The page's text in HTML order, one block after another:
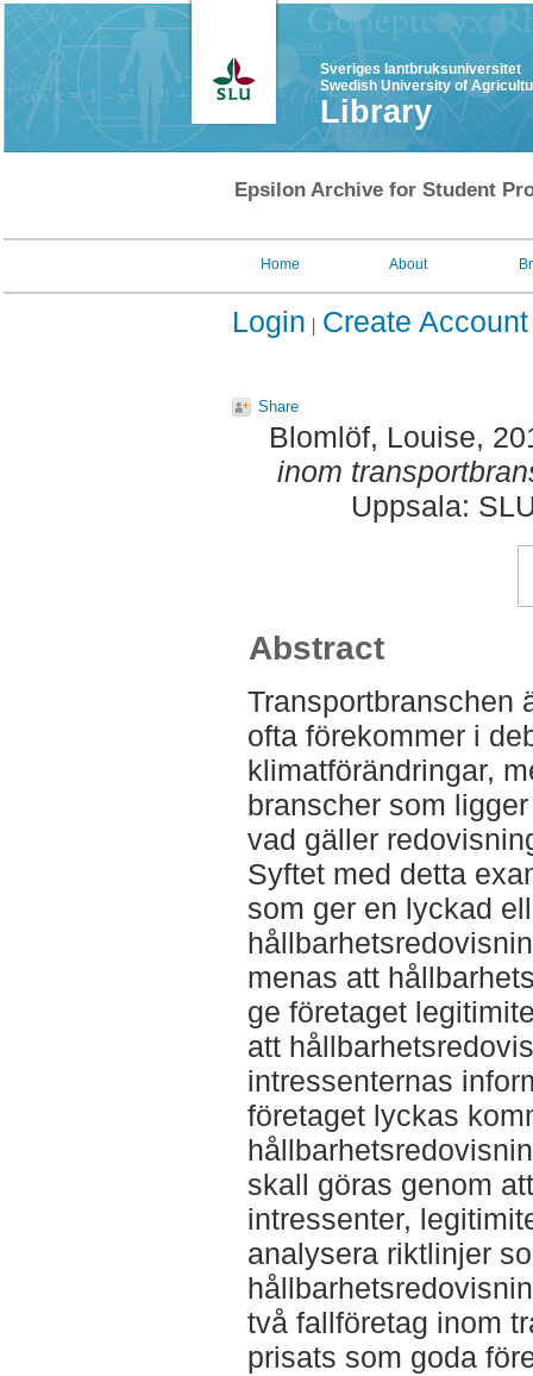
Sveriges lantbruksuniversitet
Swedish University of
Library
Epsilon Archive for Student
Home About
Login Create Account
Share
Blomlöf, Louise,
inom
Uppsala:
Abstract
Transportbranschen
ofta förekommer i
klimatförändringar,
branscher som
vad gäller
Syftet med detta
som ger en lyckad
menas att
ge företaget
att
intressenternas
företaget lyckas
skall göras genom
intressenter,
analysera riktlinjer
två fallföretag inom
prisats som goda